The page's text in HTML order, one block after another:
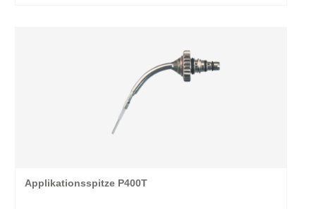
Applikationsspitze P400T